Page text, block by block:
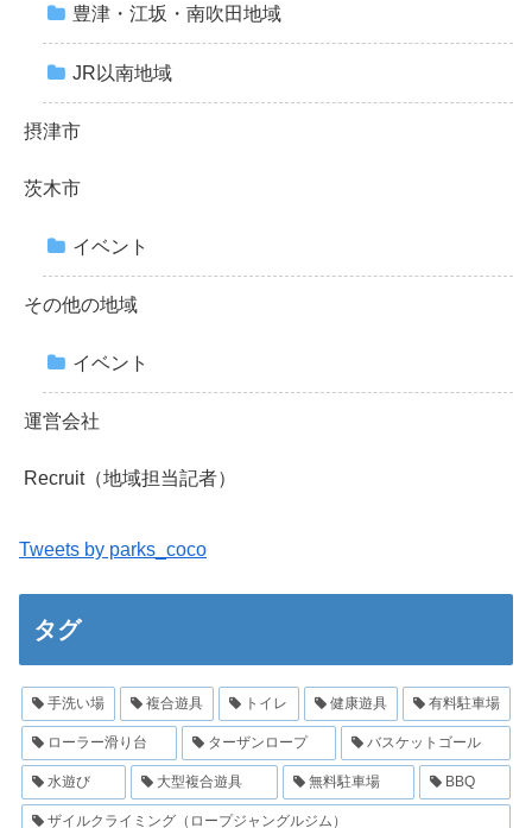
豊津・江坂・南吹田地域
JR以南地域
摂津市
茨木市
イベント
その他の地域
イベント
運営会社
Recruit（地域担当記者）
Tweets by parks_coco
タグ
手洗い場 複合遊具 トイレ 健康遊具 有料駐車場
ローラー滑り台 ターザンロープ バスケットゴール
水遊び 大型複合遊具 無料駐車場 BBQ
ザイルクライミング（ロープジャングルジム）